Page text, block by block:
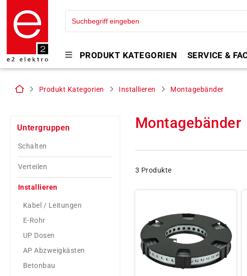
PRODUKT KATEGORIEN SERVICE &
Produkt Kategorien Installieren Montagebänder
Untergruppen
Schalten
Verteilen
Installieren
Kabel / Leitungen
E-Rohr
UP Dosen
AP Abzweigkästen
Betonbau
Montagebänder
3 Produkte